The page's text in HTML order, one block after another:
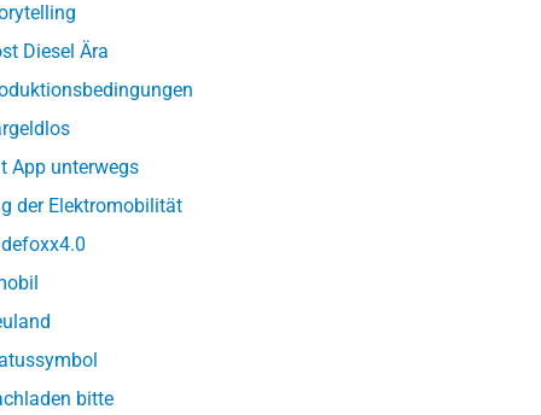
Diesel Ära
App unterwegs
der Elektromobilität
bitte